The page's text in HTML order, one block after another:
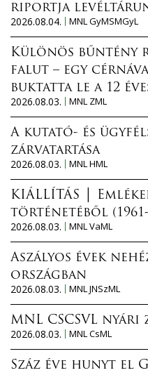
riportja
2026.08.04.
MNL GyMSMGyL
Különös bűntény
falut – egy
buktatta le a 12
2026.08.03.
MNL ZML
A kutató- és
zárvatartása
2026.08.03.
MNL HML
KIÁLLÍTÁS │
történetéből (1961-
2026.08.03.
MNL VaML
Aszályos évek
országban
2026.08.03.
MNL JNSzML
MNL CSCSVL
2026.08.03.
MNL CsML
Száz éve hunyt el